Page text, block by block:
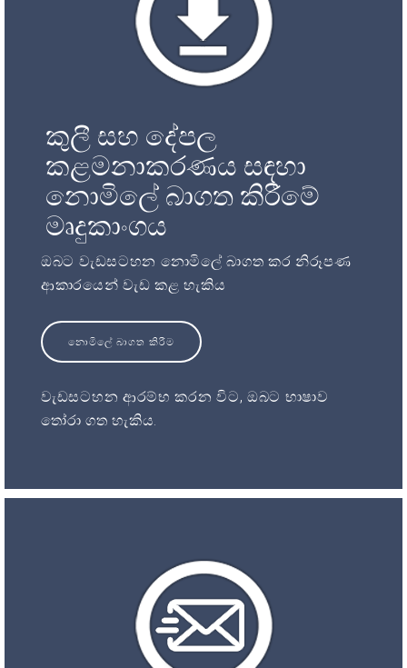
කුලී සහ දේපල
කළමනාකරණය සඳහා
නොමිලේ බාගත කිරීමේ
මෘදුකාංගය
ඔබට වැඩසටහන නොමිලේ බාගත කර නිරූපණ
ආකාරයෙන් වැඩ කළ හැකිය
නොමිලේ බාගත කිරීම
වැඩසටහන ආරම්භ කරන විට, ඔබට භාෂාව
තෝරා ගත හැකිය.